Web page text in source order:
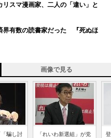
スマ漫画家、二人の「違い」と
界有数の読書家だった 『死ぬほ
画像で見る
騙し討
「れいわ新選組」が党